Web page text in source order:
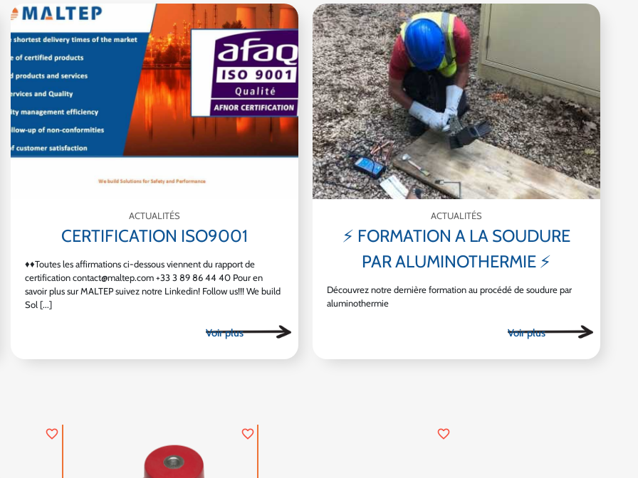
ACTUALITÉS
CERTIFICATION ISO9001
♦♦Toutes les affirmations ci-dessous viennent du rapport de
certification contact@maltep.com +33 3 89 86 44 40 Pour en
savoir plus sur MALTEP suivez notre Linkedin! Follow us!!! We build
Sol [...]
ACTUALITÉS
⚡ FORMATION A LA SOUDURE
PAR ALUMINOTHERMIE ⚡
Découvrez notre dernière formation au procédé de soudure par
aluminothermie
favorite_border favorite_border favorite_border